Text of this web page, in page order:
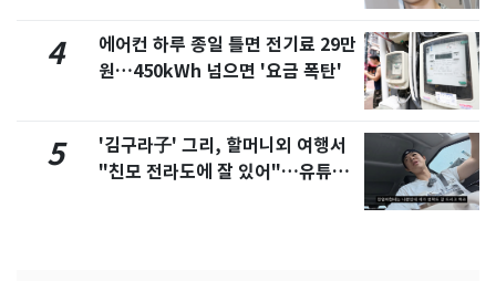
4
에어컨 하루 종일 틀면 전기료 29만
원…450kWh 넘으면 '요금 폭탄'
5
'김구라子' 그리, 할머니외 여행서
"친모 전라도에 잘 있어"…유튜브